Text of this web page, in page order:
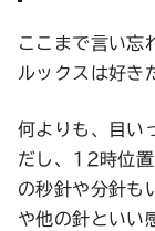
ここまで言い忘
ルックスは好き
何よりも、目い
だし、12時位
の秒針や分針も
や他の針といい